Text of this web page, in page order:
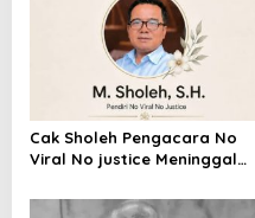
Cak Sholeh Pengacara No
Viral No justice Meninggal